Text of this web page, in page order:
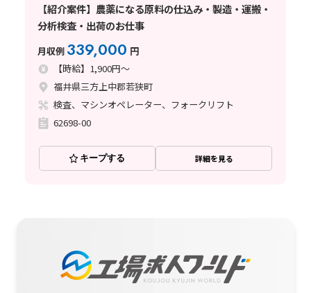
【紹介案件】農薬になる原料の仕込み・製造・運搬・
分析検査・出荷のお仕事
月収例 339,000 円
【時給】1,900円～
福井県三方上中郡若狭町
検査、マシンオペレーター、フォークリフト
62698-00
キープする 詳細を見る